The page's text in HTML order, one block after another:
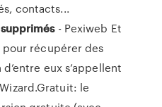
contacts...
supprimés- Pexiweb Et
récupérer des
eux s’appellent
le